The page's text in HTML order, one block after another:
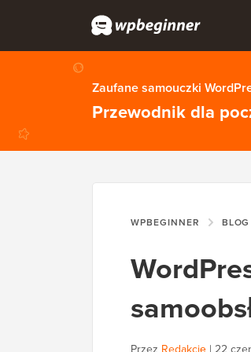
Zaufane samouczki
Przewodnik dla
WPBEGINNER BLOG